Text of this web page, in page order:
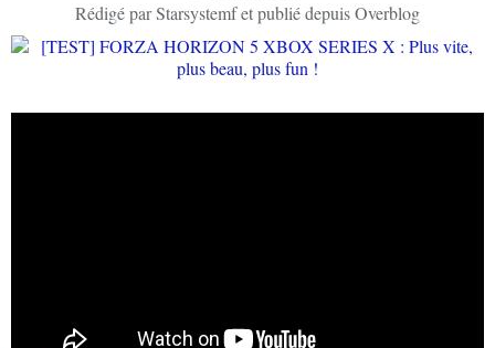
Rédigé par Starsystemf et publié depuis Overblog